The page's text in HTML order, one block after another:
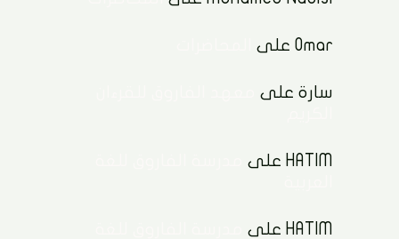
Omar على
سارة على
HATIM على
HATIM على